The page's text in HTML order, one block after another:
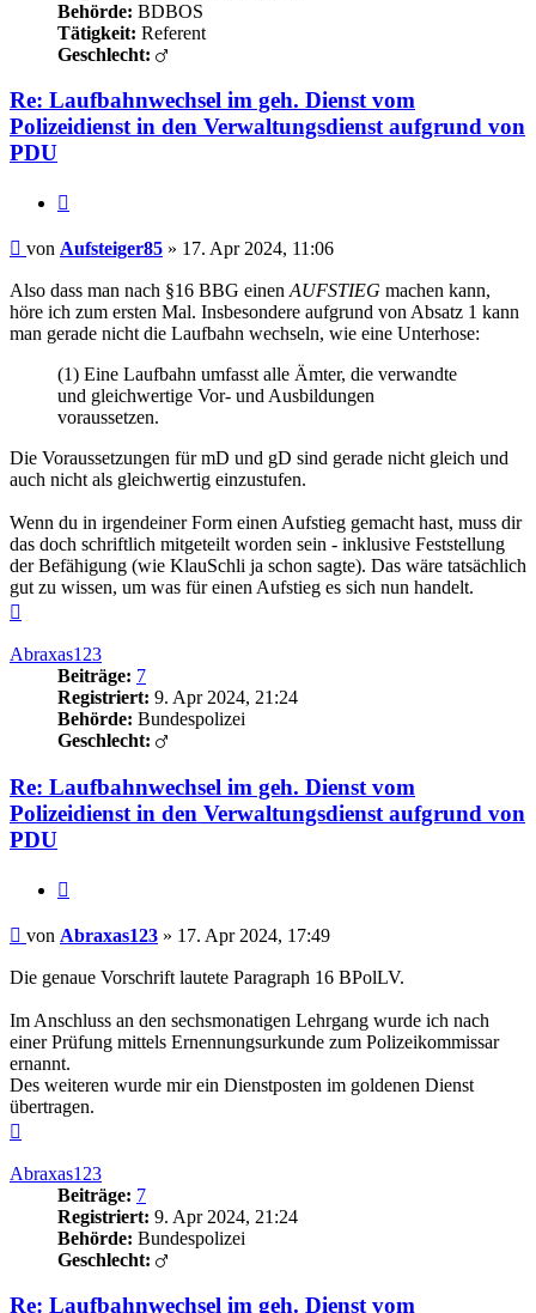
Behörde: BDBOS
Tätigkeit: Referent
Geschlecht:
Re: Laufbahnwechsel im geh. Dienst vom
Polizeidienst in den Verwaltungsdienst aufgrund von
PDU
Beitrag
von Aufsteiger85 » 17. Apr 2024, 11:06
Also dass man nach §16 BBG einen AUFSTIEG machen kann,
höre ich zum ersten Mal. Insbesondere aufgrund von Absatz 1 kann
man gerade nicht die Laufbahn wechseln, wie eine Unterhose:
(1) Eine Laufbahn umfasst alle Ämter, die verwandte
und gleichwertige Vor- und Ausbildungen
voraussetzen.
Die Voraussetzungen für mD und gD sind gerade nicht gleich und
auch nicht als gleichwertig einzustufen.
Wenn du in irgendeiner Form einen Aufstieg gemacht hast, muss dir
das doch schriftlich mitgeteilt worden sein - inklusive Feststellung
der Befähigung (wie KlauSchli ja schon sagte). Das wäre tatsächlich
gut zu wissen, um was für einen Aufstieg es sich nun handelt.
Abraxas123
Beiträge: 7
Registriert: 9. Apr 2024, 21:24
Behörde: Bundespolizei
Geschlecht:
Re: Laufbahnwechsel im geh. Dienst vom
Polizeidienst in den Verwaltungsdienst aufgrund von
PDU
Beitrag
von Abraxas123 » 17. Apr 2024, 17:49
Die genaue Vorschrift lautete Paragraph 16 BPolLV.
Im Anschluss an den sechsmonatigen Lehrgang wurde ich nach
einer Prüfung mittels Ernennungsurkunde zum Polizeikommissar
ernannt.
Des weiteren wurde mir ein Dienstposten im goldenen Dienst
übertragen.
Abraxas123
Beiträge: 7
Registriert: 9. Apr 2024, 21:24
Behörde: Bundespolizei
Geschlecht:
Re: Laufbahnwechsel im geh. Dienst vom